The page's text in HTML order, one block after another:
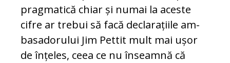
prag­matică chiar și numai la aceste
cifre ar tre­bui să fa­că declarațiile am­
ba­sa­do­rului Jim Pettit mult mai ușor
de înțeles, ceea ce nu înseamnă că